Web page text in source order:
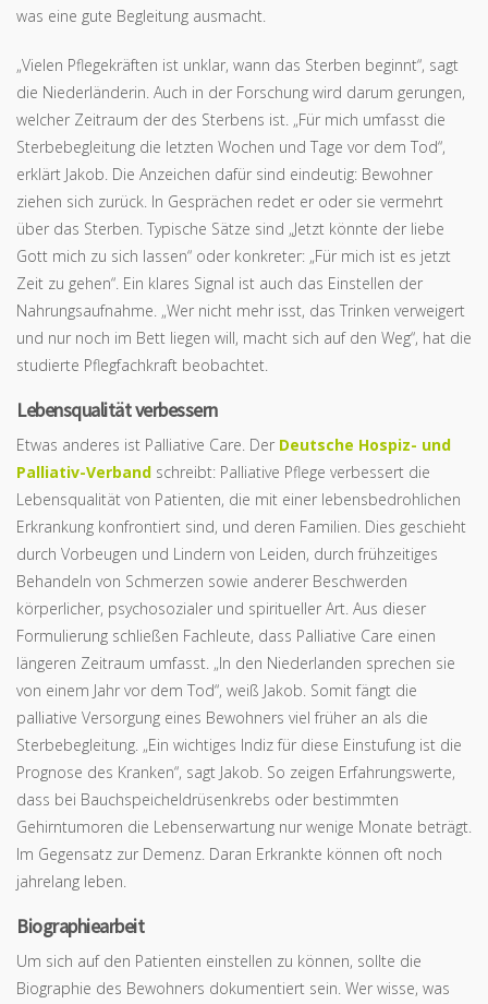
was eine gute Begleitung ausmacht.
„Vielen Pflegekräften ist unklar, wann das Sterben beginnt“, sagt
die Niederländerin. Auch in der Forschung wird darum gerungen,
welcher Zeitraum der des Sterbens ist. „Für mich umfasst die
Sterbebegleitung die letzten Wochen und Tage vor dem Tod“,
erklärt Jakob. Die Anzeichen dafür sind eindeutig: Bewohner
ziehen sich zurück. In Gesprächen redet er oder sie vermehrt
über das Sterben. Typische Sätze sind „Jetzt könnte der liebe
Gott mich zu sich lassen“ oder konkreter: „Für mich ist es jetzt
Zeit zu gehen“. Ein klares Signal ist auch das Einstellen der
Nahrungsaufnahme. „Wer nicht mehr isst, das Trinken verweigert
und nur noch im Bett liegen will, macht sich auf den Weg“, hat die
studierte Pflegfachkraft beobachtet.
Lebensqualität verbessern
Etwas anderes ist Palliative Care. Der Deutsche Hospiz- und
Palliativ-Verband schreibt: Palliative Pflege verbessert die
Lebensqualität von Patienten, die mit einer lebensbedrohlichen
Erkrankung konfrontiert sind, und deren Familien. Dies geschieht
durch Vorbeugen und Lindern von Leiden, durch frühzeitiges
Behandeln von Schmerzen sowie anderer Beschwerden
körperlicher, psychosozialer und spiritueller Art. Aus dieser
Formulierung schließen Fachleute, dass Palliative Care einen
längeren Zeitraum umfasst. „In den Niederlanden sprechen sie
von einem Jahr vor dem Tod“, weiß Jakob. Somit fängt die
palliative Versorgung eines Bewohners viel früher an als die
Sterbebegleitung. „Ein wichtiges Indiz für diese Einstufung ist die
Prognose des Kranken“, sagt Jakob. So zeigen Erfahrungswerte,
dass bei Bauchspeicheldrüsenkrebs oder bestimmten
Gehirntumoren die Lebenserwartung nur wenige Monate beträgt.
Im Gegensatz zur Demenz. Daran Erkrankte können oft noch
jahrelang leben.
Biographiearbeit
Um sich auf den Patienten einstellen zu können, sollte die
Biographie des Bewohners dokumentiert sein. Wer wisse, was